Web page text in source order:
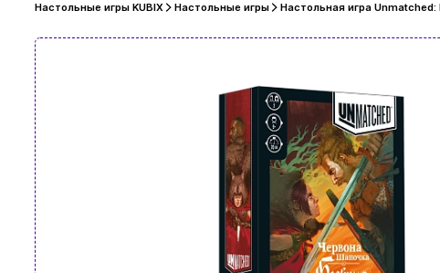
Настольные игры KUBIX Настольные игры Настольная игра